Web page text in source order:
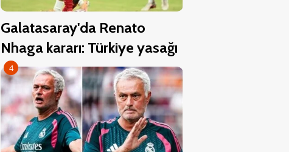
Galatasaray'da Renato
Nhaga kararı: Türkiye yasağı
4